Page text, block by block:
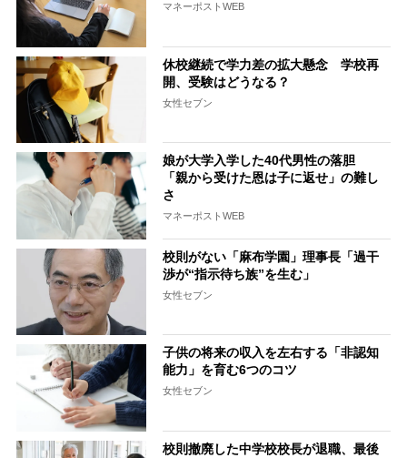
マネーポストWEB
休校継続で学力差の拡大懸念 学校再
開、受験はどうなる？
女性セブン
娘が大学入学した40代男性の落胆
「親から受けた恩は子に返せ」の難し
さ
マネーポストWEB
校則がない「麻布学園」理事長「過干
渉が“指示待ち族”を生む」
女性セブン
子供の将来の収入を左右する「非認知
能力」を育む6つのコツ
女性セブン
校則撤廃した中学校校長が退職、最後